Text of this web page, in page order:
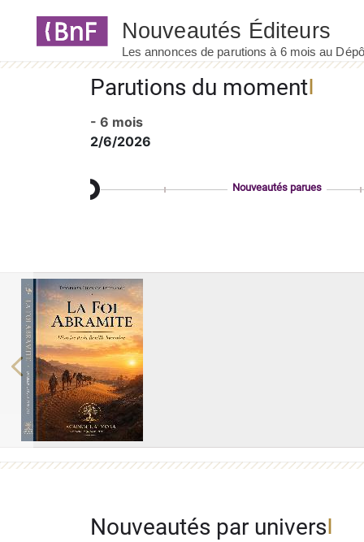
Parutions du moment
- 6 mois
2/6/2026
Nouveautés parues
Previous
Nouveautés par univers